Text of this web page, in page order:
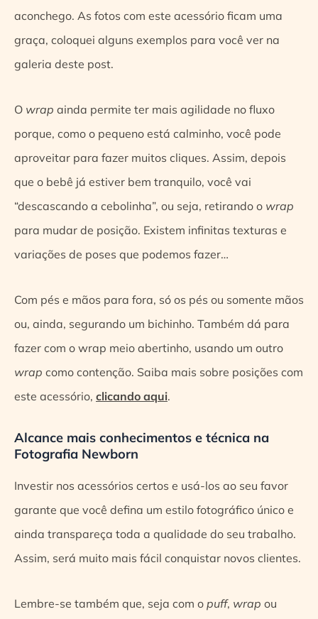
aconchego. As fotos com este acessório ficam uma
graça, coloquei alguns exemplos para você ver na
galeria deste post.
O wrap ainda permite ter mais agilidade no fluxo
porque, como o pequeno está calminho, você pode
aproveitar para fazer muitos cliques. Assim, depois
que o bebê já estiver bem tranquilo, você vai
“descascando a cebolinha”, ou seja, retirando o wrap
para mudar de posição. Existem infinitas texturas e
variações de poses que podemos fazer…
Com pés e mãos para fora, só os pés ou somente mãos
ou, ainda, segurando um bichinho. Também dá para
fazer com o wrap meio abertinho, usando um outro
wrap como contenção. Saiba mais sobre posições com
este acessório, clicando aqui.
Alcance mais conhecimentos e técnica na
Fotografia Newborn
Investir nos acessórios certos e usá-los ao seu favor
garante que você defina um estilo fotográfico único e
ainda transpareça toda a qualidade do seu trabalho.
Assim, será muito mais fácil conquistar novos clientes.
Lembre-se também que, seja com o puff, wrap ou